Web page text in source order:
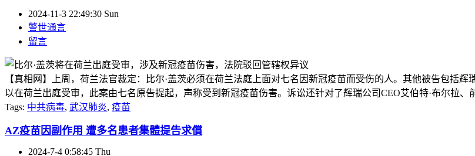
2024-11-3 22:49:30 Sun
警世通言
留言
【真相网】上周，荷兰法官裁定：比尔·盖茨必须在荷兰法庭上面对七名因新冠疫苗而受伤的人。其他被告包括
以在荷兰出庭受审，此案由七名原告提起，声称受到新冠疫苗伤害。诉讼还针对了辉瑞公司CEO艾伯特·布尔拉、
Tags: 中共病毒, 武汉肺炎, 疫苗
AZ疫苗因副作用 遭多名患者集體提告求償
2024-7-4 0:58:45 Thu